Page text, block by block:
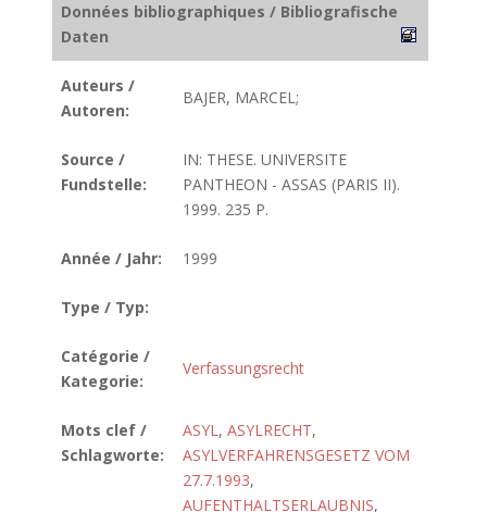
Données bibliographiques / Bibliografische
Daten
Auteurs /
Autoren:
BAJER, MARCEL;
Source /
Fundstelle:
IN: THESE. UNIVERSITE
PANTHEON - ASSAS (PARIS II).
1999. 235 P.
Année / Jahr: 1999
Type / Typ:
Catégorie /
Kategorie:
Verfassungsrecht
Mots clef /
Schlagworte:
ASYL, ASYLRECHT,
ASYLVERFAHRENSGESETZ VOM
27.7.1993,
AUFENTHALTSERLAUBNIS,